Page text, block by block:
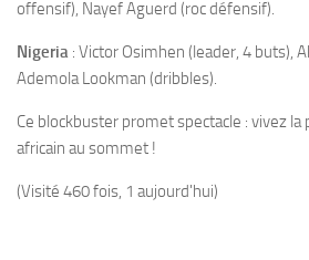
offensif), Nayef Aguerd (roc défensif).
Nigeria : Victor Osimhen (leader, 4 buts),
Ademola Lookman (dribbles).
Ce blockbuster promet spectacle : vivez la
africain au sommet !
(Visité 460 fois, 1 aujourd'hui)